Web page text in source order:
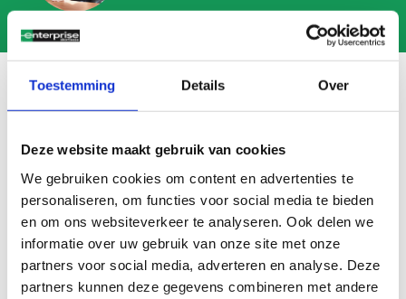
Toestemming Details Over
Deze website maakt gebruik van cookies
We gebruiken cookies om content en advertenties te
personaliseren, om functies voor social media te bieden
en om ons websiteverkeer te analyseren. Ook delen we
informatie over uw gebruik van onze site met onze
partners voor social media, adverteren en analyse. Deze
partners kunnen deze gegevens combineren met andere
Search
FAQ
All Algemeen Schade/onderhoud
Ons wagenpark Financieel Vragen vooraf